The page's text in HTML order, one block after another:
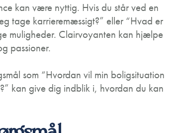
kan være nyttig. Hvis du står ved en
tage karrieremæssigt?” eller “Hvad er
muligheder. Clairvoyanten kan hjælpe
passioner.
som “Hvordan vil min boligsituation
kan give dig indblik i, hvordan du kan